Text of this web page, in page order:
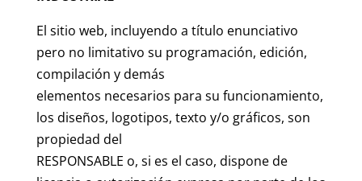
El sitio web, incluyendo a título enunciativo
pero no limitativo su programación, edición,
compilación y demás
elementos necesarios para su funcionamiento,
los diseños, logotipos, texto y/o gráficos, son
propiedad del
RESPONSABLE o, si es el caso, dispone de